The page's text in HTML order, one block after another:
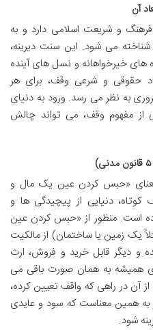
آن
و شریعت اسلامی دارد و به
شناخته می شود. این سنت دیرینه،
های خیرخواهانه و نسل های آینده
حقوقی و شرعی وقف، برای هر
به نظر می رسد. ورود به دنیای
از مفهوم وقف، می تواند چالش
«حبس کردن عین یک مال و
دنیایی از پیچیدگی ها و
است. منظور از «حبس کردن عین
یک زمین یا ساختمان) از مالکیت
دیگر قابل خرید و فروش، ارث
همیشه به همان صورت باقی می
آن در راهی که واقف تعیین کرده،
همین معناست که سود و عایدی
شود.